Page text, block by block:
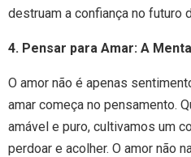
destruam a confiança no futuro
4. Pensar para Amar: A
O amor não é apenas
amar começa no pensamento.
amável e puro, cultivamos um
perdoar e acolher. O amor não